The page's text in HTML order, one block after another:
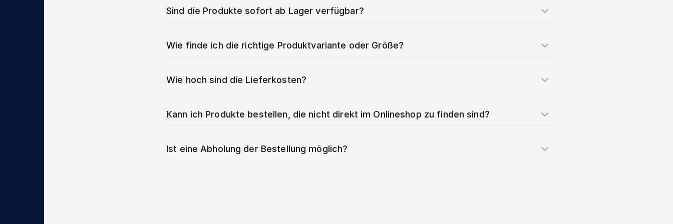
Sind die Produkte sofort ab Lager verfügbar?
Wie finde ich die richtige Produktvariante oder Größe?
Wie hoch sind die Lieferkosten?
Kann ich Produkte bestellen, die nicht direkt im Onlineshop zu finden sind?
Ist eine Abholung der Bestellung möglich?